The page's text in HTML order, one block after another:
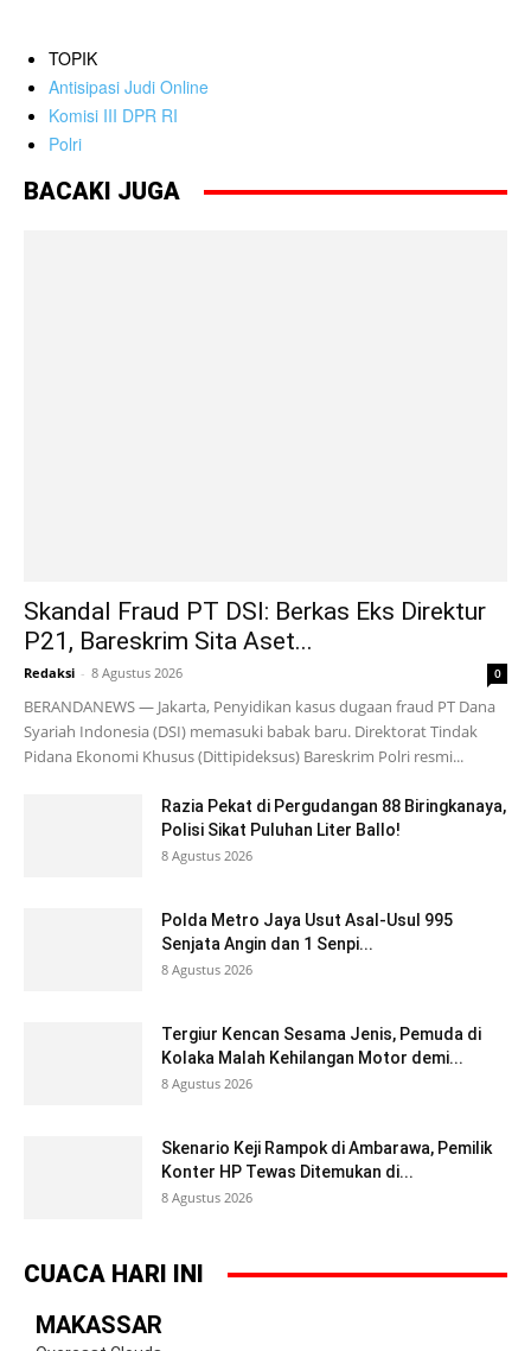
TOPIK
Antisipasi Judi Online
Komisi III DPR RI
Polri
BACAKI JUGA
Skandal Fraud PT DSI: Berkas Eks Direktur
P21, Bareskrim Sita Aset...
Redaksi - 8 Agustus 2026 0
BERANDANEWS — Jakarta, Penyidikan kasus dugaan fraud PT Dana
Syariah Indonesia (DSI) memasuki babak baru. Direktorat Tindak
Pidana Ekonomi Khusus (Dittipideksus) Bareskrim Polri resmi...
Razia Pekat di Pergudangan 88 Biringkanaya,
Polisi Sikat Puluhan Liter Ballo!
8 Agustus 2026
Polda Metro Jaya Usut Asal-Usul 995
Senjata Angin dan 1 Senpi...
8 Agustus 2026
Tergiur Kencan Sesama Jenis, Pemuda di
Kolaka Malah Kehilangan Motor demi...
8 Agustus 2026
Skenario Keji Rampok di Ambarawa, Pemilik
Konter HP Tewas Ditemukan di...
8 Agustus 2026
CUACA HARI INI
MAKASSAR